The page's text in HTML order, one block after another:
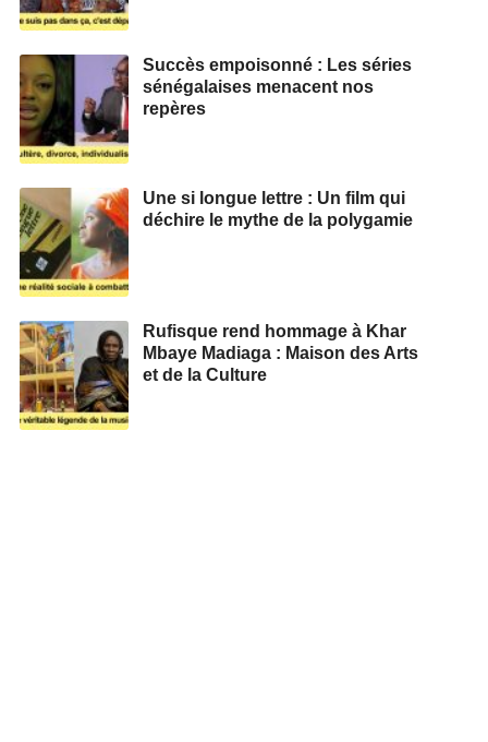
Succès empoisonné : Les séries
sénégalaises menacent nos
repères
Une si longue lettre : Un film qui
déchire le mythe de la polygamie
Rufisque rend hommage à Khar
Mbaye Madiaga : Maison des Arts
et de la Culture